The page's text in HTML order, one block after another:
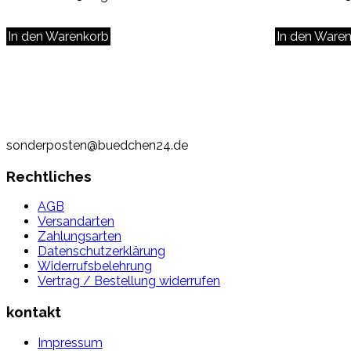
In den Warenkorb In den
sonderposten@buedchen24.de
Rechtliches
AGB
Versandarten
Zahlungsarten
Datenschutzerklärung
Widerrufsbelehrung
Vertrag / Bestellung widerrufen
kontakt
Impressum